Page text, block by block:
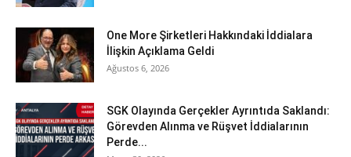
One More Şirketleri Hakkındaki İddialara
İlişkin Açıklama Geldi
Ağustos 6, 2026
SGK Olayında Gerçekler Ayrıntıda Saklandı:
Görevden Alınma ve Rüşvet İddialarının
Perde...